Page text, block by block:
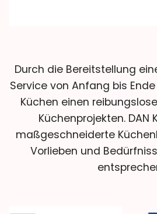
Durch die Bereitstellung
Service von Anfang bis
Küchen einen
Küchenprojekten. DAN
maßgeschneiderte
Vorlieben und